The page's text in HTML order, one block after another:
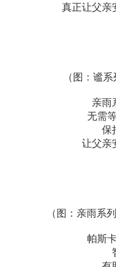
真正让父亲
（图：谧
亲雨
无需
保
让父亲
（图：亲雨系
帕斯